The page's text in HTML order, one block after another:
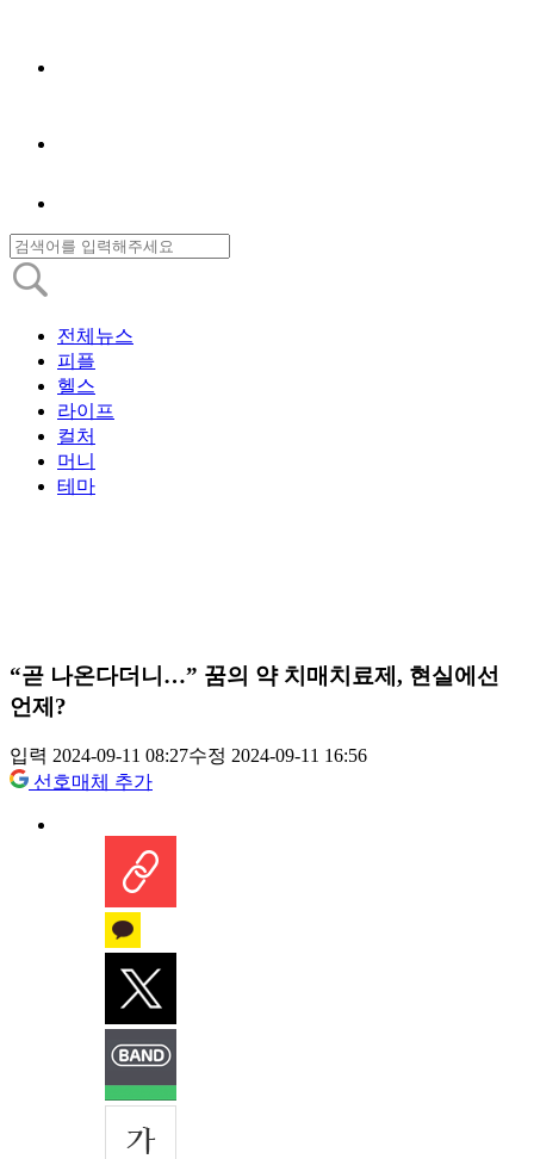
전체뉴스
피플
헬스
라이프
컬처
머니
테마
“곧 나온다더니…” 꿈의 약 치매치료제, 현실에선
언제?
입력 2024-09-11 08:27수정 2024-09-11 16:56
선호매체 추가